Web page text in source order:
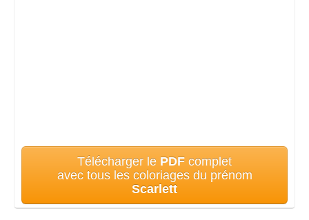
Télécharger le PDF complet
avec tous les coloriages du prénom
Scarlett